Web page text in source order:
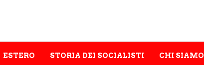
ESTERO STORIA DEI SOCIALISTI CHI SIAMO